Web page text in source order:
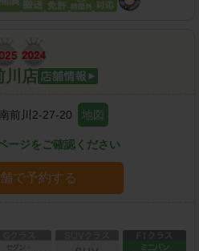
川店
前川2-27-20 地図
ージをご確認ください
で予約する